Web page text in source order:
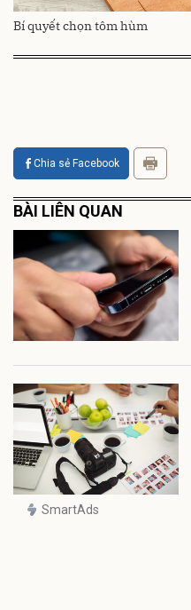
Bí quyết chọn tôm hùm
Chia sẻ Facebook
BÀI LIÊN QUAN
SmartAds